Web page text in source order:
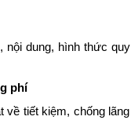
nội dung, hình thức quy
phí
về tiết kiệm, chống lãng